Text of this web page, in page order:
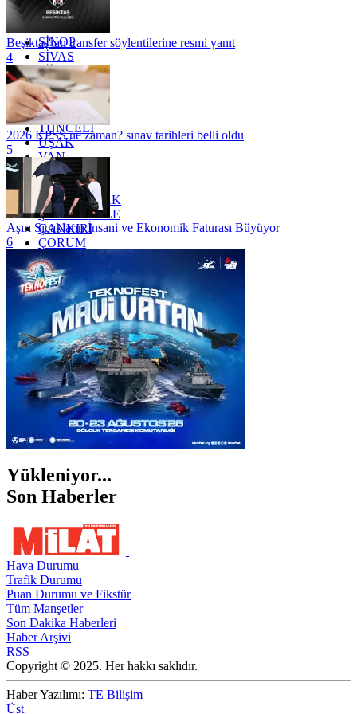
SAKARYA
SİNOP
SİVAS
SİİRT
TEKİRDAĞ
TOKAT
TRABZON
TUNCELİ
UŞAK
VAN
YALOVA
YOZGAT
ZONGULDAK
ÇANAKKALE
ÇANKIRI
ÇORUM
İSTANBUL
İZMİR
ŞANLIURFA
ŞIRNAK
Beşiktaş'tan transfer söylentilerine resmi yanıt
4
2026 KPSS ne zaman? sınav tarihleri belli oldu
5
Aşırı Sıcakların İnsani ve Ekonomik Faturası Büyüyor
6
Yükleniyor...
Son Haberler
Hava Durumu
Trafik Durumu
Puan Durumu ve Fikstür
Tüm Manşetler
Son Dakika Haberleri
Haber Arşivi
RSS
Copyright © 2025. Her hakkı saklıdır.
Haber Yazılımı: TE Bilişim
Üst